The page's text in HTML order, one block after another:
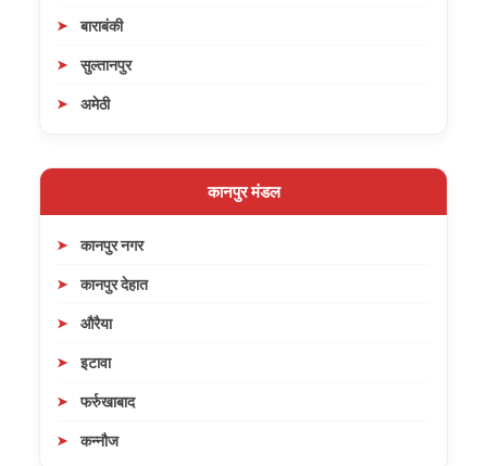
बाराबंकी
सुल्तानपुर
अमेठी
कानपुर मंडल
कानपुर नगर
कानपुर देहात
औरैया
इटावा
फर्रुखाबाद
कन्नौज